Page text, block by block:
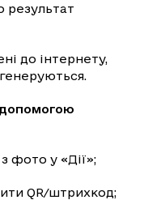
результат
до інтернету,
фото у «Дії»;
QR/штрихкод;